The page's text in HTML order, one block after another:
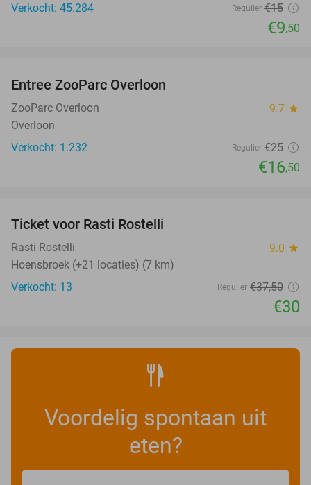
Verkocht: 45.284
Regulier €15
€9,50
Entree ZooParc Overloon
ZooParc Overloon 9.7 star
Overloon
Verkocht: 1.232
Regulier €25
€16,50
TODAY
Ticket voor Rasti Rostelli
Rasti Rostelli 9.0 star
Hoensbroek (+21 locaties) (7 km)
Verkocht: 13
Regulier €37,50
€30
Voordelig spontaan uit
eten?